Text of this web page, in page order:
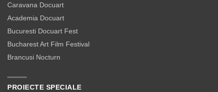
Caravana Docuart
Academia Docuart
Bucuresti Docuart Fest
Bucharest Art Film Festival
Brancusi Nocturn
PROIECTE SPECIALE